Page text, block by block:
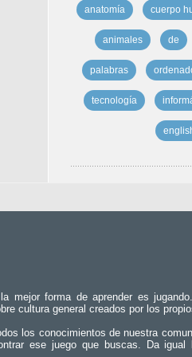
anatomía cuerpo
animales de
palabras
tecnología
mejor forma de aprender es
cultura general creados por los
los conocimientos de nuestra
ese juego que buscas. Da